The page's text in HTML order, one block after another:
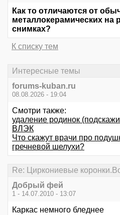
Как то отличаются от
металлокерамических на
снимках?
К списку тем
Интересные темы
forums-kuban.ru
08.08.2026 - 19:04
Смотри также:
удаление родинок
ВЛЭК
Что скажут врачи про
гречневой шелухи?
Re: Циркониевые
Добрый фей
1 - 14.07.2010 - 13:07
Каркас немного бледнее